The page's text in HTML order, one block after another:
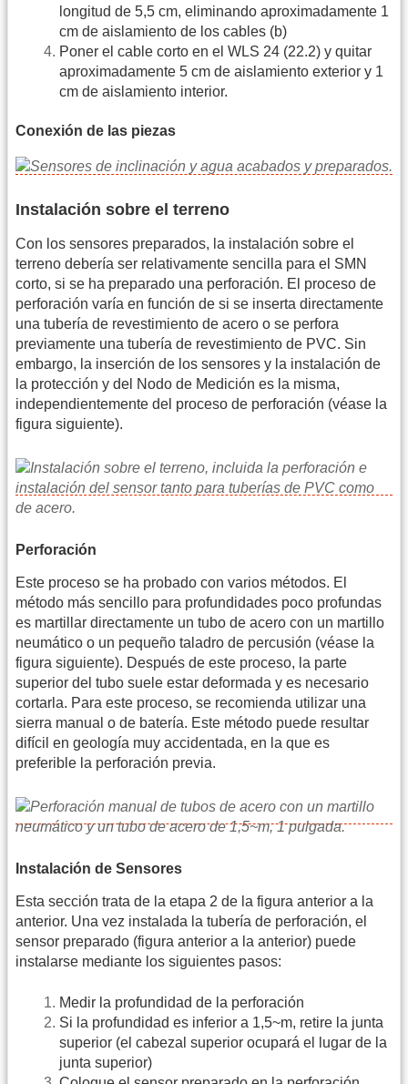
longitud de 5,5 cm, eliminando aproximadamente 1
cm de aislamiento de los cables (b)
Poner el cable corto en el WLS 24 (22.2) y quitar
aproximadamente 5 cm de aislamiento exterior y 1
cm de aislamiento interior.
Conexión de las piezas
Instalación sobre el terreno
Con los sensores preparados, la instalación sobre el
terreno debería ser relativamente sencilla para el SMN
corto, si se ha preparado una perforación. El proceso de
perforación varía en función de si se inserta directamente
una tubería de revestimiento de acero o se perfora
previamente una tubería de revestimiento de PVC. Sin
embargo, la inserción de los sensores y la instalación de
la protección y del Nodo de Medición es la misma,
independientemente del proceso de perforación (véase la
figura siguiente).
Perforación
Este proceso se ha probado con varios métodos. El
método más sencillo para profundidades poco profundas
es martillar directamente un tubo de acero con un martillo
neumático o un pequeño taladro de percusión (véase la
figura siguiente). Después de este proceso, la parte
superior del tubo suele estar deformada y es necesario
cortarla. Para este proceso, se recomienda utilizar una
sierra manual o de batería. Este método puede resultar
difícil en geología muy accidentada, en la que es
preferible la perforación previa.
Instalación de Sensores
Esta sección trata de la etapa 2 de la figura anterior a la
anterior. Una vez instalada la tubería de perforación, el
sensor preparado (figura anterior a la anterior) puede
instalarse mediante los siguientes pasos:
Medir la profundidad de la perforación
Si la profundidad es inferior a 1,5~m, retire la junta
superior (el cabezal superior ocupará el lugar de la
junta superior)